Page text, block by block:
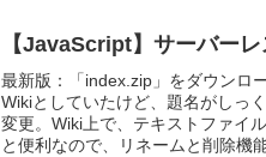
【JavaScript】サーバー
最新版：「index.zip」をダウンロ
Wikiとしていたけど、題名がしっ
変更。Wiki上で、テキストファイ
と便利なので、リネームと削除機